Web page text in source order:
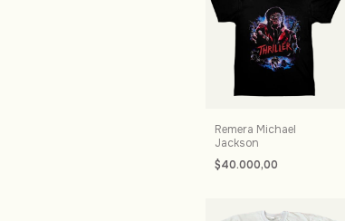
Remera Michael
Jackson
$40.000,00